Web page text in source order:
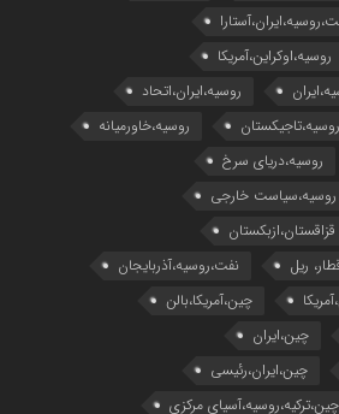
روسیه،اوکراین،آمریکا
روسیه،ایران،اتحاد
روسیه،تاجیکستان
روسیه،خاورمیانه
روسیه،دریای سرخ
روسیه،سیاست خارجی
قزاقستان،ازبکستان
ریل
نفت،روسیه،آذربایجان
چین،آمریکا،بالن
چین،ایران
چین،ایران،رئیسی
چین،ترکیه،روسیه،آسیای مرکزی